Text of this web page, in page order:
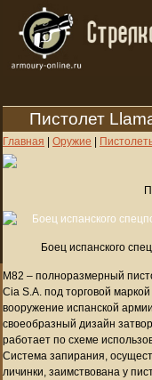
Пистолет
Главная | Оружие |
Боец испанского
M82 – полноразмерный
Cia S.A. под торговой
вооружение испанской
своеобразный дизайн
работает по схеме
Система запирания,
личинки, заимствована у